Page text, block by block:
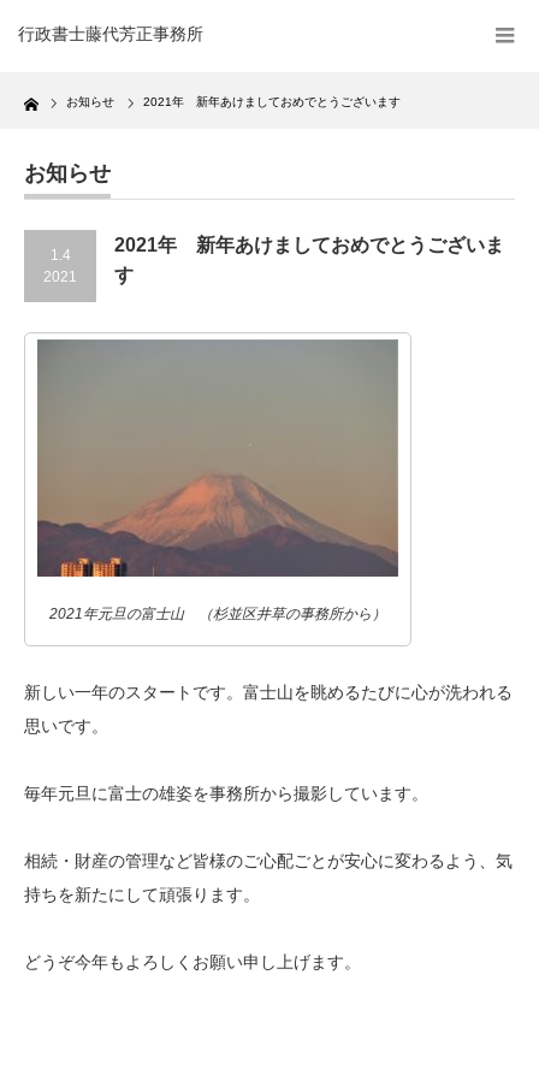
行政書士藤代芳正事務所
Home お知らせ 2021年 新年あけましておめでとうございます
お知らせ
1.4
2021
2021年 新年あけましておめでとうございま
す
2021年元旦の富士山 （杉並区井草の事務所から）
新しい一年のスタートです。富士山を眺めるたびに心が洗われる
思いです。
毎年元旦に富士の雄姿を事務所から撮影しています。
相続・財産の管理など皆様のご心配ごとが安心に変わるよう、気
持ちを新たにして頑張ります。
どうぞ今年もよろしくお願い申し上げます。